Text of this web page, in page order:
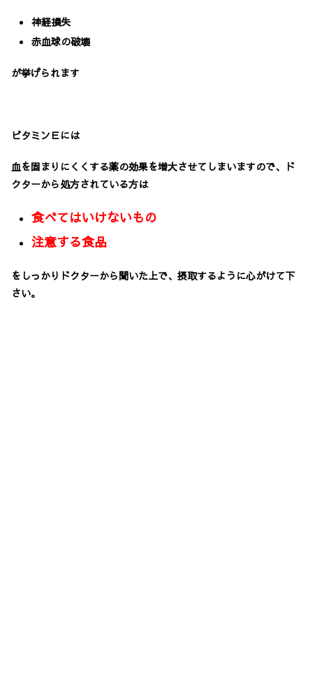
神経損失
赤血球の破壊
が挙げられます
ビタミンＥには
血を固まりにくくする薬の効果を増大させてしまいますので、ド
クターから処方されている方は
食べてはいけないもの
注意する食品
をしっかりドクターから聞いた上で、摂取するように心がけて下
さい。